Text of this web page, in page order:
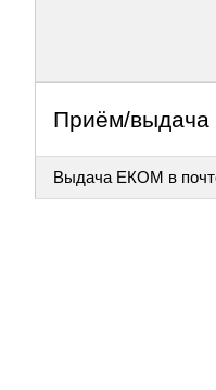
Приём/выдача
Выдача ЕКОМ в